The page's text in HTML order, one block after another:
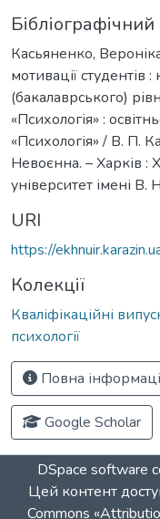
Касьяненко,
мотивації студентів
(бакалаврського)
«Психологія» :
«Психологія» / В. П.
Невоєнна. – Харків :
університет імені В.
URI
https://
Колекції
Кваліфікаційні
психології
Повна
Google Scholar
DSpace software
Цей контент
Commons